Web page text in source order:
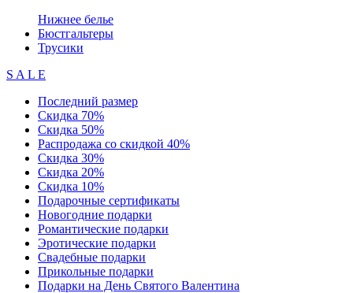
Нижнее белье
Бюстгальтеры
Трусики
S A L E
Последний размер
Скидка 70%
Скидка 50%
Распродажа со скидкой 40%
Скидка 30%
Скидка 20%
Скидка 10%
Подарочные сертификаты
Новогодние подарки
Романтические подарки
Эротические подарки
Свадебные подарки
Прикольные подарки
Подарки на День Святого Валентина